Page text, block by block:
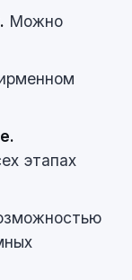
Можно
этапах